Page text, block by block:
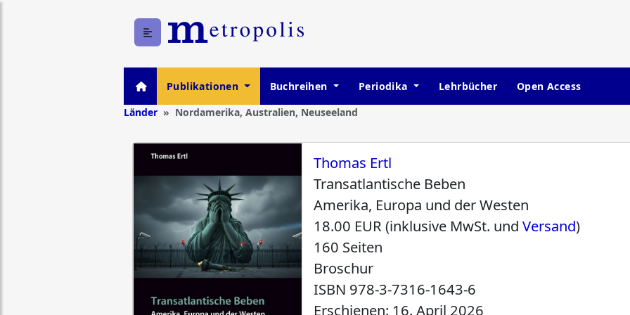
Publikationen Buchreihen Periodika Lehrbücher
Open Access
Länder
Nordamerika, Australien, Neuseeland
Thomas Ertl
Transatlantische Beben
Amerika, Europa und der Westen
18.00 EUR (inklusive MwSt. undVersand)
160 Seiten
Broschur
ISBN 978-3-7316-1643-6
Erschienen: 16. April 2026